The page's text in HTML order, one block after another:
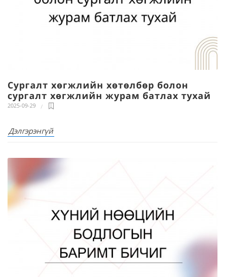
Сургалт хөгжлийн хөтөлбөр болон
сургалт хөгжлийн журам батлах тухай
2025-09-29
Дэлгэрэнгүй